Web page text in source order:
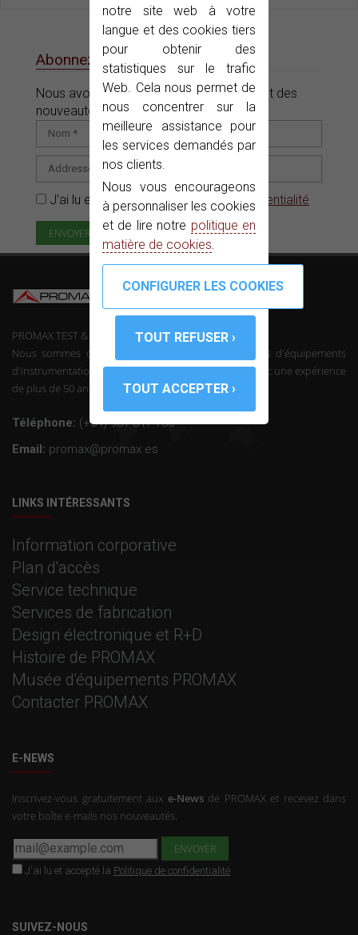
notre site web à votre
langue et des cookies tiers
pour obtenir des
statistiques sur le trafic
Web. Cela nous permet de
nous concentrer sur la
meilleure assistance pour
les services demandés par
nos clients.
Nous vous encourageons
à personnaliser les cookies
et de lire notre politique en
matière de cookies.
Abonnez-vous à notre e-News
Nous avons des offres, des promotions et des
nouveautés pour vous.
J'ai lu et accepté laPolitique de confidentialité
PROMAX TEST & MEASUREMENT, SLU ©
Nous sommes des fabricants de télécommunications d'équipements
d'instrumentation et l'électronique professionnelle avec une expérience
de plus de 50 ans dans le secteur.
Téléphone: (+34) 931 847 700
Email: promax@promax.es
LINKS INTÉRESSANTS
Information corporative
Plan d'accès
Service technique
Services de fabrication
Design électronique et R+D
Histoire de PROMAX
Musée d'équipements PROMAX
Contacter PROMAX
E-NEWS
Inscrivez-vous gratuitement aux e-Newsde PROMAX et recevez dans
votre boîte e-mails nos nouveautés.
J'ai lu et accepté la Politique de confidentialité
SUIVEZ-NOUS